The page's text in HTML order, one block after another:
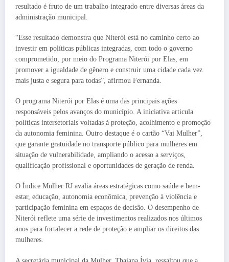
resultado é fruto de um trabalho integrado entre diversas áreas da
administração municipal.
“Esse resultado demonstra que Niterói está no caminho certo ao
investir em políticas públicas integradas, com todo o governo
comprometido, por meio do Programa Niterói por Elas, em
promover a igualdade de gênero e construir uma cidade cada vez
mais justa e segura para todas”, afirmou Fernanda.
O programa Niterói por Elas é uma das principais ações
responsáveis pelos avanços do município. A iniciativa articula
políticas intersetoriais voltadas à proteção, acolhimento e promoção
da autonomia feminina. Outro destaque é o cartão “Vai Mulher”,
que garante gratuidade no transporte público para mulheres em
situação de vulnerabilidade, ampliando o acesso a serviços,
qualificação profissional e oportunidades de geração de renda.
O Índice Mulher RJ avalia áreas estratégicas como saúde e bem-
estar, educação, autonomia econômica, prevenção à violência e
participação feminina em espaços de decisão. O desempenho de
Niterói reflete uma série de investimentos realizados nos últimos
anos para fortalecer a rede de proteção e ampliar os direitos das
mulheres.